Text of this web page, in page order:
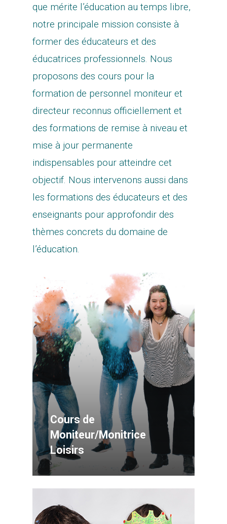
que mérite l’éducation au temps libre,
notre principale mission consiste à
former des éducateurs et des
éducatrices professionnels. Nous
proposons des cours pour la
formation de personnel moniteur et
directeur reconnus officiellement et
des formations de remise à niveau et
mise à jour permanente
indispensables pour atteindre cet
objectif. Nous intervenons aussi dans
les formations des éducateurs et des
enseignants pour approfondir des
thèmes concrets du domaine de
l’éducation.
Cours de
Moniteur/Monitrice
Loisirs